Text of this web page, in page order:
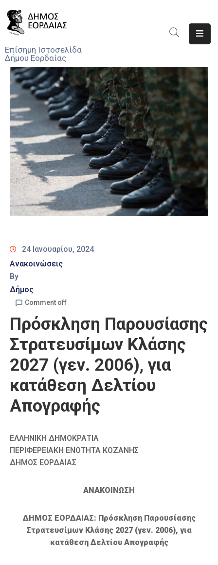
Επίσημη Ιστοσελίδα
Δήμου Εορδαίας
Ο
Δήμος
Νέα
Υπηρεσίες
Του
Δήμου
Προσκλήσεις
Αποφάσεις
Τηλέφωνα
24 Ιανουαρίου, 2024
Ανακοινώσεις
By
Δήμος
Comment off
Πρόσκληση Παρουσίασης
Στρατευσίμων Κλάσης
2027 (γεν. 2006), για
κατάθεση Δελτίου
Απογραφής
ΕΛΛΗΝΙΚΗ ΔΗΜΟΚΡΑΤΙΑ
ΠΕΡΙΦΕΡΕΙΑΚΗ ΕΝΟΤΗΤΑ ΚΟΖΑΝΗΣ
ΔΗΜΟΣ ΕΟΡΔΑΙΑΣ
ΑΝΑΚΟΙΝΩΣΗ
ΔΗΜΟΣ ΕΟΡΔΑΙΑΣ: Πρόσκληση Παρουσίασης
Στρατευσίμων Κλάσης 2027 (γεν. 2006), για
κατάθεση Δελτίου Απογραφής